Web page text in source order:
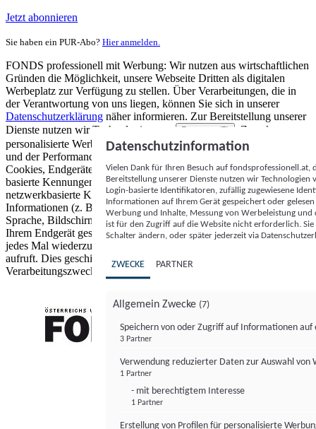
Jetzt abonnieren
Sie haben ein PUR-Abo? Hier anmelden.
FONDS professionell mit Werbung: Wir nutzen aus wirtschaftlichen
Gründen die Möglichkeit, unsere Webseite Dritten als digitalen
Werbeplatz zur Verfügung zu stellen. Über Verarbeitungen, die in
der Verantwortung von uns liegen, können Sie sich in unserer
Datenschutzerklärung näher informieren. Zur Bereitstellung unserer
Dienste nutzen wir Technologien von
Partnern (5)
. Zwecke:
personalisierte Werbung und Inhalte, Messung von Werbeleistung
und der Performance von Inhalten sowie Zielgruppenforschung.
Cookies, Endgeräte- oder ähnliche Online-Kennungen (z. B. login-
basierte Kennungen, zufällig generierte Kennungen,
netzwerkbasierte Kennungen) können zusammen mit anderen
Informationen (z. B. Browsertyp und Browserinformationen,
Sprache, Bildschirmgröße, unterstützte Technologien usw.) auf
Ihrem Endgerät gespeichert oder von dort ausgelesen werden, um es
jedes Mal wiederzuerkennen, wenn es eine App oder einer Webseite
aufruft. Dies geschieht für einen oder mehrere der hier aufgeführten
Verarbeitungszwecke.
Datenschutzinformation
Vielen Dank für Ihren Besuch auf
Bereitstellung unserer Dienste nutzen wir Technologien
Login-basierte Identifikatoren, zufällig zugewiesene
Informationen auf Ihrem Gerät gespeichert oder
Werbung und Inhalte, Messung von Werbeleistung
ist für den Zugriff auf die Website nicht erforderlich.
Schalter ändern, oder später jederzeit via
ZWECKE PARTNER
Allgemein Zwecke (7)
Speichern von oder Zugriff auf Informationen auf
3 Partner
Verwendung reduzierter Daten zur Auswahl von
1 Partner
- mit berechtigtem Interesse
1 Partner
Erstellung von Profilen für personalisierte
FONDS professionell